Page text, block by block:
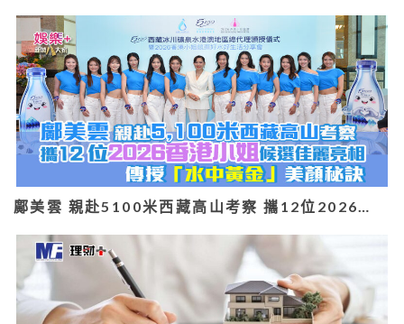
鄺美雲 親赴5100米西藏高山考察 攜12位2026…